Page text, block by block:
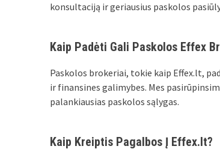
konsultaciją ir geriausius paskolos
Kaip Padėti Gali Paskolos Effex
Paskolos brokeriai, tokie kaip Effex.lt,
ir finansines galimybes. Mes
palankiausias paskolos sąlygas.
Kaip Kreiptis Pagalbos Į Effex.lt?